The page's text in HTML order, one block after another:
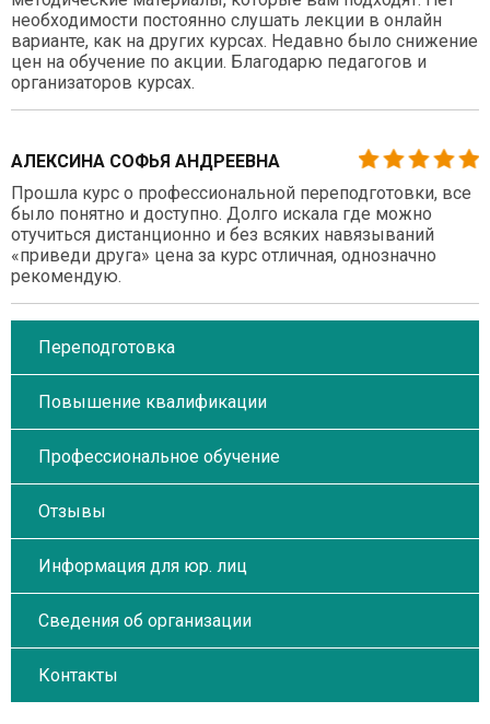
необходимости постоянно слушать лекции в онлайн
варианте, как на других курсах. Недавно было снижение
цен на обучение по акции. Благодарю педагогов и
организаторов курсах.
АЛЕКСИНА СОФЬЯ АНДРЕЕВНА
Прошла курс о профессиональной переподготовки, все
было понятно и доступно. Долго искала где можно
отучиться дистанционно и без всяких навязываний
«приведи друга» цена за курс отличная, однозначно
рекомендую.
Переподготовка
Повышение квалификации
Профессиональное обучение
Отзывы
Информация для юр. лиц
Сведения об организации
Контакты